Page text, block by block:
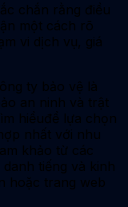
chắn rằng điều
một cách rõ
vi dịch vụ, giá
ty bảo vệ là
an ninh và trật
hiểuđể lựa chọn
nhất với nhu
khảo từ các
tiếng và kinh
hoặc trang web